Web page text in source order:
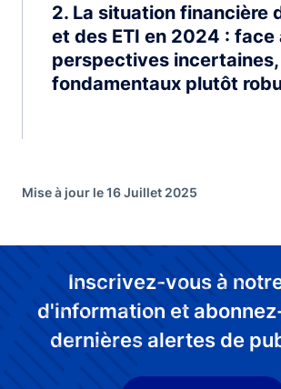
2 La situation financière
et des ETI en 2024 : face
perspectives
fondamentaux plutôt
Mise à jour le 16 Juillet 2025
Inscrivez-vous à
d'information et
dernières alertes de